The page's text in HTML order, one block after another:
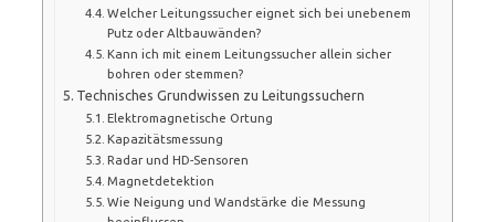
Welcher Leitungssucher eignet sich bei unebenem
Putz oder Altbauwänden?
Kann ich mit einem Leitungssucher allein sicher
bohren oder stemmen?
Technisches Grundwissen zu Leitungssuchern
Elektromagnetische Ortung
Kapazitätsmessung
Radar und HD-Sensoren
Magnetdetektion
Wie Neigung und Wandstärke die Messung